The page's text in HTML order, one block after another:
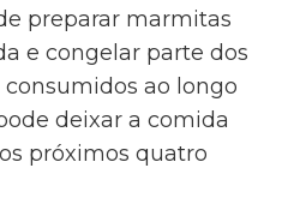
preparar marmitas
e congelar parte dos
ao longo
deixar a comida
próximos quatro